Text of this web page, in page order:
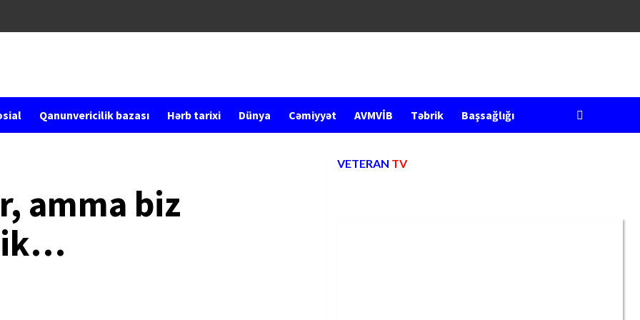
Qanunvericilik bazası Hərb tarixi Dünya Cəmiyyət AVMVİB Təbrik Başsağlığı
amma biz
VETERAN TV